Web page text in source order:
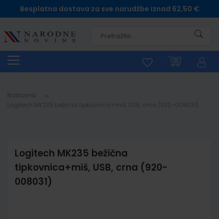
Besplatna dostava za sve narudžbe iznad 62,50 €
Naslovna
Logitech MK235 bežična
tipkovnica+miš, USB, crna (920-
008031)